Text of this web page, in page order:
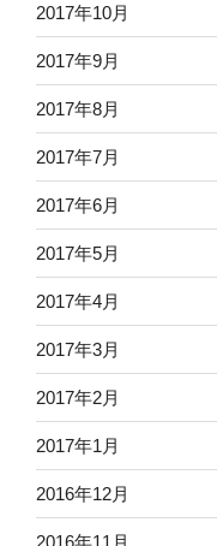
2017年10月
2017年9月
2017年8月
2017年7月
2017年6月
2017年5月
2017年4月
2017年3月
2017年2月
2017年1月
2016年12月
2016年11月